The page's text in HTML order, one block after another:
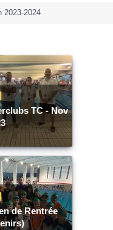
2023-2024